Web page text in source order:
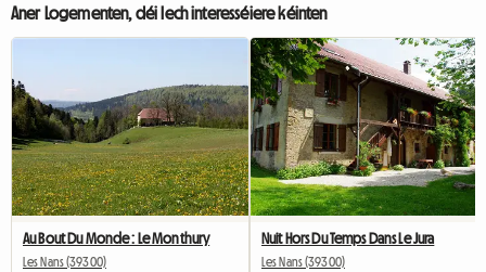
Aner Logementen, déi Iech interesséiere kéinten
Au Bout Du Monde : Le Monthury
Les Nans (39300)
Nuit Hors Du Temps Dans Le Jura
Les Nans (39300)